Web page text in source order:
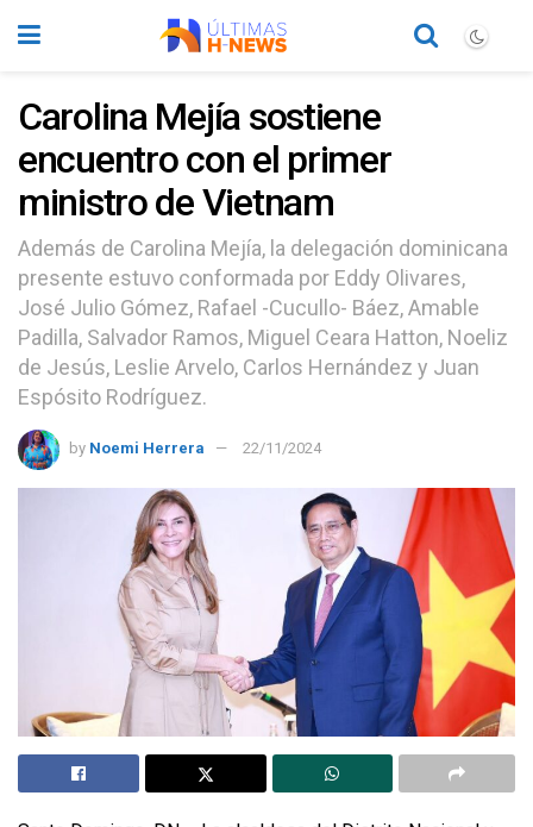
Carolina Mejía sostiene
encuentro con el primer
ministro de Vietnam
Además de Carolina Mejía, la delegación dominicana
presente estuvo conformada por Eddy Olivares,
José Julio Gómez, Rafael -Cucullo- Báez, Amable
Padilla, Salvador Ramos, Miguel Ceara Hatton, Noeliz
de Jesús, Leslie Arvelo, Carlos Hernández y Juan
Espósito Rodríguez.
by Noemi Herrera 22/11/2024